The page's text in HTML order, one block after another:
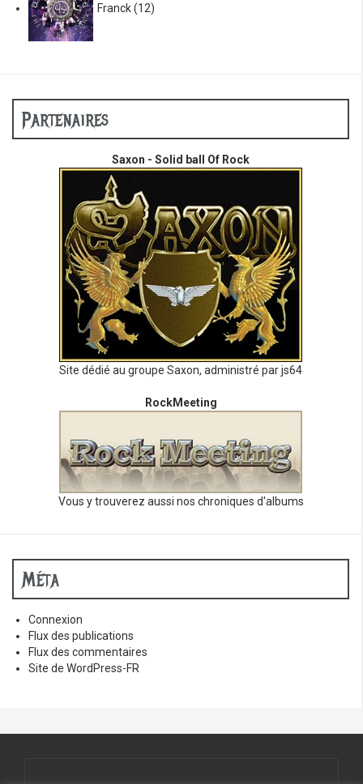
Franck(12)
Partenaires
Saxon - Solid ball Of Rock
Site dédié au groupe Saxon, administré par js64
RockMeeting
Vous y trouverez aussi nos chroniques d'albums
Méta
Connexion
Flux des publications
Flux des commentaires
Site de WordPress-FR